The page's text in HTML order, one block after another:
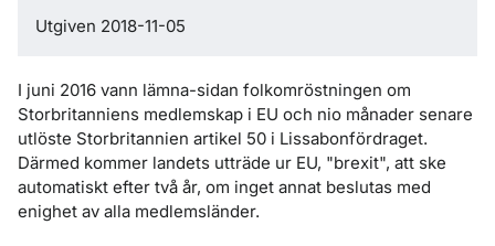
Utgiven 2018-11-05
I juni 2016 vann lämna-sidan folkomröstningen om
Storbritanniens medlemskap i EU och nio månader senare
utlöste Storbritannien artikel 50 i Lissabonfördraget.
Därmed kommer landets utträde ur EU, "brexit", att ske
automatiskt efter två år, om inget annat beslutas med
enighet av alla medlemsländer.